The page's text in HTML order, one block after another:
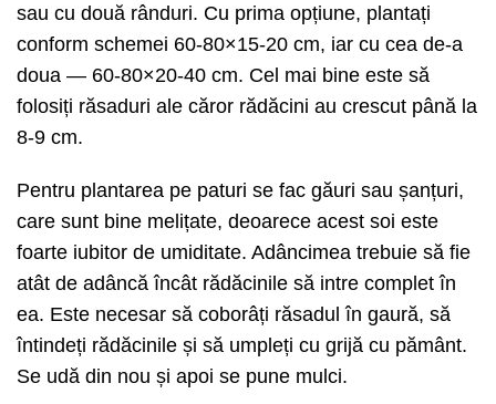
sau cu două rânduri. Cu prima opțiune, plantați
conform schemei 60-80×15-20 cm, iar cu cea de-a
doua — 60-80×20-40 cm. Cel mai bine este să
folosiți răsaduri ale căror rădăcini au crescut până la
8-9 cm.
Pentru plantarea pe paturi se fac găuri sau șanțuri,
care sunt bine melițate, deoarece acest soi este
foarte iubitor de umiditate. Adâncimea trebuie să fie
atât de adâncă încât rădăcinile să intre complet în
ea. Este necesar să coborâți răsadul în gaură, să
întindeți rădăcinile și să umpleți cu grijă cu pământ.
Se udă din nou și apoi se pune mulci.